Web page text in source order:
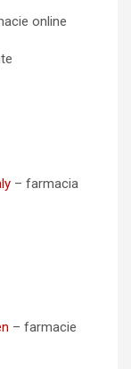
online
– farmacia
– farmacie